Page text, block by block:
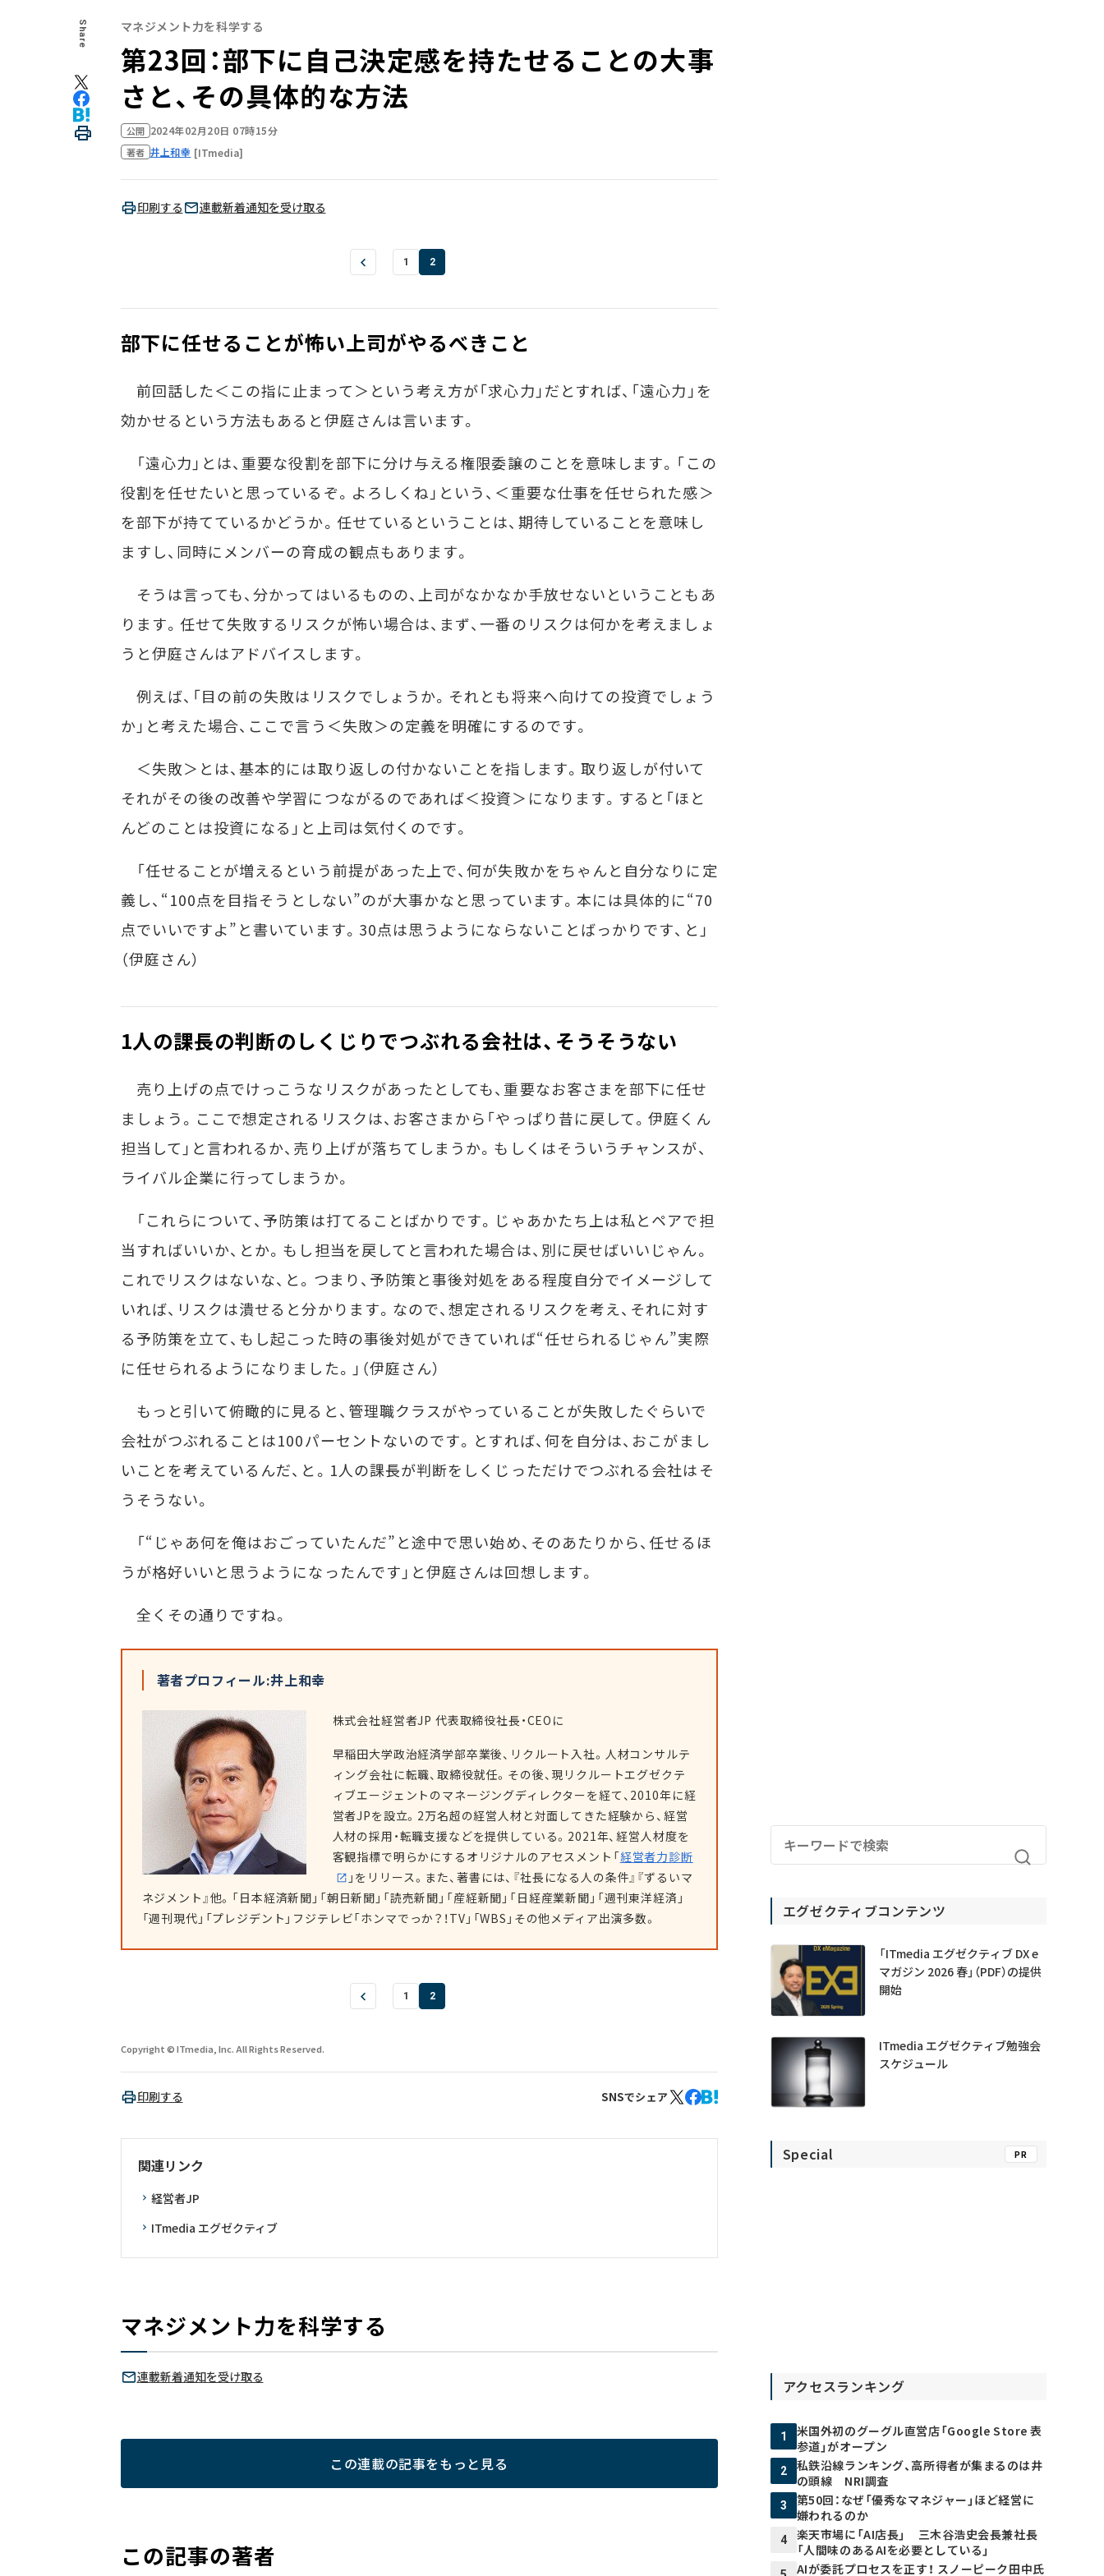
Share マネジメント力を科学する
第23回：部下に自己決定感を持たせることの大事
さと、その具体的な方法
公開 2024年02月20日 07時15分
著者 井上和幸 [ITmedia]
印刷する 連載新着通知を受け取る
1 2
部下に任せることが怖い上司がやるべきこと
前回話した＜この指に止まって＞という考え方が「求心力」だとすれば、「遠心力」を
効かせるという方法もあると伊庭さんは言います。
「遠心力」とは、重要な役割を部下に分け与える権限委譲のことを意味します。「この
役割を任せたいと思っているぞ。よろしくね」という、＜重要な仕事を任せられた感＞
を部下が持てているかどうか。任せているということは、期待していることを意味し
ますし、同時にメンバーの育成の観点もあります。
そうは言っても、分かってはいるものの、上司がなかなか手放せないということもあ
ります。任せて失敗するリスクが怖い場合は、まず、一番のリスクは何かを考えましょ
うと伊庭さんはアドバイスします。
例えば、「目の前の失敗はリスクでしょうか。それとも将来へ向けての投資でしょう
か」と考えた場合、ここで言う＜失敗＞の定義を明確にするのです。
＜失敗＞とは、基本的には取り返しの付かないことを指します。取り返しが付いて
それがその後の改善や学習につながるのであれば＜投資＞になります。すると「ほと
んどのことは投資になる」と上司は気付くのです。
「任せることが増えるという前提があった上で、何が失敗かをちゃんと自分なりに定
義し、“100点を目指そうとしない”のが大事かなと思っています。本には具体的に“70
点でいいですよ”と書いています。30点は思うようにならないことばっかりです、と」
（伊庭さん）
1人の課長の判断のしくじりでつぶれる会社は、そうそうない
売り上げの点でけっこうなリスクがあったとしても、重要なお客さまを部下に任せ
ましょう。ここで想定されるリスクは、お客さまから「やっぱり昔に戻して。伊庭くん
担当して」と言われるか、売り上げが落ちてしまうか。もしくはそういうチャンスが、
ライバル企業に行ってしまうか。
「これらについて、予防策は打てることばかりです。じゃあかたち上は私とペアで担
当すればいいか、とか。もし担当を戻してと言われた場合は、別に戻せばいいじゃん。
これでリスクはないな、と。つまり、予防策と事後対処をある程度自分でイメージして
いれば、リスクは潰せると分かります。なので、想定されるリスクを考え、それに対す
る予防策を立て、もし起こった時の事後対処ができていれば“任せられるじゃん”実際
に任せられるようになりました。」（伊庭さん）
もっと引いて俯瞰的に見ると、管理職クラスがやっていることが失敗したぐらいで
会社がつぶれることは100パーセントないのです。とすれば、何を自分は、おこがまし
いことを考えているんだ、と。1人の課長が判断をしくじっただけでつぶれる会社はそ
うそうない。
「“じゃあ何を俺はおごっていたんだ”と途中で思い始め、そのあたりから、任せるほ
うが格好いいと思うようになったんです」と伊庭さんは回想します。
全くその通りですね。
著者プロフィール:井上和幸
株式会社経営者JP 代表取締役社長・CEOに
早稲田大学政治経済学部卒業後、リクルート入社。人材コンサルテ
ィング会社に転職、取締役就任。その後、現リクルートエグゼクテ
ィブエージェントのマネージングディレクターを経て、2010年に経
営者JPを設立。2万名超の経営人材と対面してきた経験から、経営
人材の採用・転職支援などを提供している。2021年、経営人材度を
客観指標で明らかにするオリジナルのアセスメント「経営者力診断
」をリリース。また、著書には、『社長になる人の条件』『ずるいマ
ネジメント』他。「日本経済新聞」「朝日新聞」「読売新聞」「産経新聞」「日経産業新聞」「週刊東洋経済」
「週刊現代」「プレジデント」フジテレビ「ホンマでっか？！TV」「WBS」その他メディア出演多数。
1 2
Copyright © ITmedia, Inc. All Rights Reserved.
印刷する SNSでシェア
関連リンク
経営者JP
ITmedia エグゼクティブ
マネジメント力を科学する
連載新着通知を受け取る
この連載の記事をもっと見る
この記事の著者
エグゼクティブコンテンツ
「ITmedia エグゼクティブ DX e
マガジン 2026 春」（PDF）の提供
開始
ITmedia エグゼクティブ勉強会
スケジュール
Special PR
アクセスランキング
1
米国外初のグーグル直営店「Google Store 表
参道」がオープン
2
私鉄沿線ランキング、高所得者が集まるのは井
の頭線 NRI調査
3
第50回：なぜ「優秀なマネジャー」ほど経営に
嫌われるのか
4
楽天市場に「AI店長」 三木谷浩史会長兼社長
「人間味のあるAIを必要としている」
AIが委託プロセスを正す！ スノーピーク田中氏